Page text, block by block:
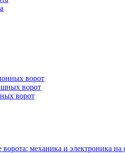
ворот
ворот
ворот
механика и электроника на